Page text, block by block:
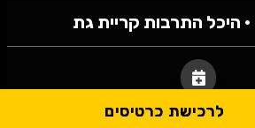
• היכל התרבות קריית גת
לרכישת כרטיסים